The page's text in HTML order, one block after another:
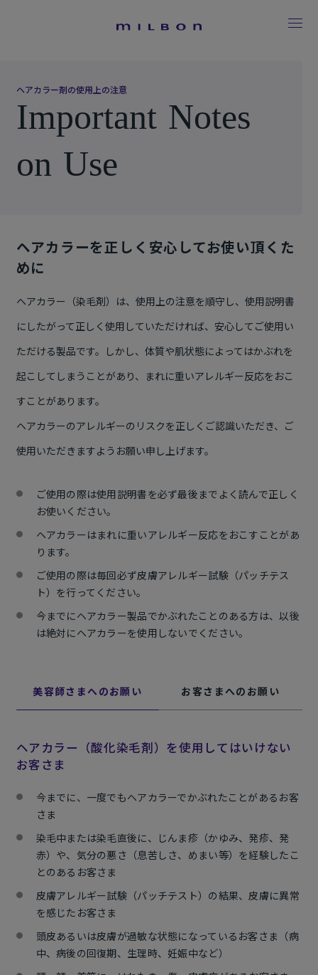
ヘアカ ラー剤の使用 上の注意
Important Notes
on Use
ヘアカラーを正しく安心してお使い頂くた
めに
ヘアカラー（染毛剤）は、使用上の注意を順守し、使用説明書
にしたがって正しく使用していただければ、安心してご使用い
ただける製品です。しかし、体質や肌状態によってはかぶれを
起こしてしまうことがあり、まれに重いアレルギー反応をおこ
すことがあります。
ヘアカラーのアレルギーのリスクを正しくご認識いただき、ご
使用いただきますようお願い申し上げます。
ご使用の際は使用説明書を必ず最後までよく読んで正しく
お使いください。
ヘアカラーはまれに重いアレルギー反応をおこすことがあ
ります。
ご使用の際は毎回必ず皮膚アレルギー試験（パッチテス
ト）を行ってください。
今までにヘアカラー製品でかぶれたことのある方は、以後
は絶対にヘアカラーを使用しないでください。
美容師さまへのお願い お客さまへのお願い
ヘアカラー（酸化染毛剤）を使用してはいけない
お客さま
今までに、一度でもヘアカラーでかぶれたことがあるお客
さま
染毛中または染毛直後に、じんま疹（かゆみ、発疹、発
赤）や、気分の悪さ（息苦しさ、めまい等）を経験したこ
とのあるお客さま
皮膚アレルギー試験（パッチテスト）の結果、皮膚に異常
を感じたお客さま
頭皮あるいは皮膚が過敏な状態になっているお客さま（病
中、病後の回復期、生理時、妊娠中など）